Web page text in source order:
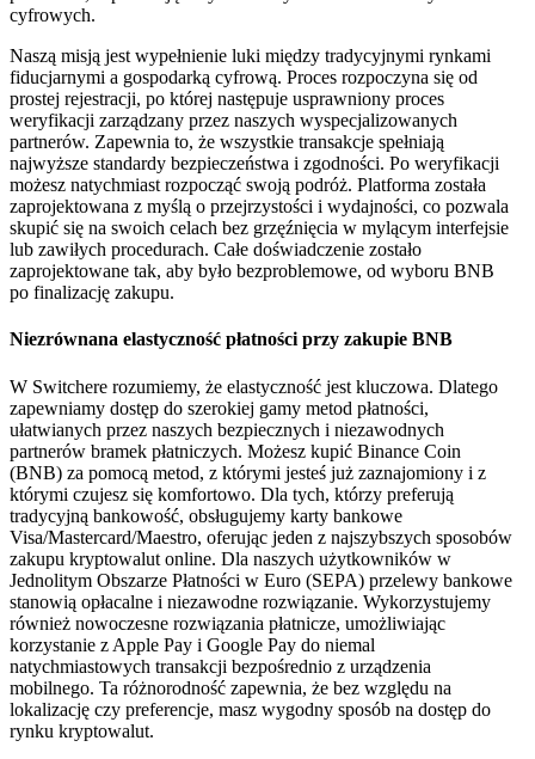
cyfrowych.
Naszą misją jest wypełnienie luki między tradycyjnymi rynkami
fiducjarnymi a gospodarką cyfrową. Proces rozpoczyna się od
prostej rejestracji, po której następuje usprawniony proces
weryfikacji zarządzany przez naszych wyspecjalizowanych
partnerów. Zapewnia to, że wszystkie transakcje spełniają
najwyższe standardy bezpieczeństwa i zgodności. Po weryfikacji
możesz natychmiast rozpocząć swoją podróż. Platforma została
zaprojektowana z myślą o przejrzystości i wydajności, co pozwala
skupić się na swoich celach bez grzęźnięcia w mylącym interfejsie
lub zawiłych procedurach. Całe doświadczenie zostało
zaprojektowane tak, aby było bezproblemowe, od wyboru BNB
po finalizację zakupu.
Niezrównana elastyczność płatności przy zakupie BNB
W Switchere rozumiemy, że elastyczność jest kluczowa. Dlatego
zapewniamy dostęp do szerokiej gamy metod płatności,
ułatwianych przez naszych bezpiecznych i niezawodnych
partnerów bramek płatniczych. Możesz kupić Binance Coin
(BNB) za pomocą metod, z którymi jesteś już zaznajomiony i z
którymi czujesz się komfortowo. Dla tych, którzy preferują
tradycyjną bankowość, obsługujemy karty bankowe
Visa/Mastercard/Maestro, oferując jeden z najszybszych sposobów
zakupu kryptowalut online. Dla naszych użytkowników w
Jednolitym Obszarze Płatności w Euro (SEPA) przelewy bankowe
stanowią opłacalne i niezawodne rozwiązanie. Wykorzystujemy
również nowoczesne rozwiązania płatnicze, umożliwiając
korzystanie z Apple Pay i Google Pay do niemal
natychmiastowych transakcji bezpośrednio z urządzenia
mobilnego. Ta różnorodność zapewnia, że bez względu na
lokalizację czy preferencje, masz wygodny sposób na dostęp do
rynku kryptowalut.